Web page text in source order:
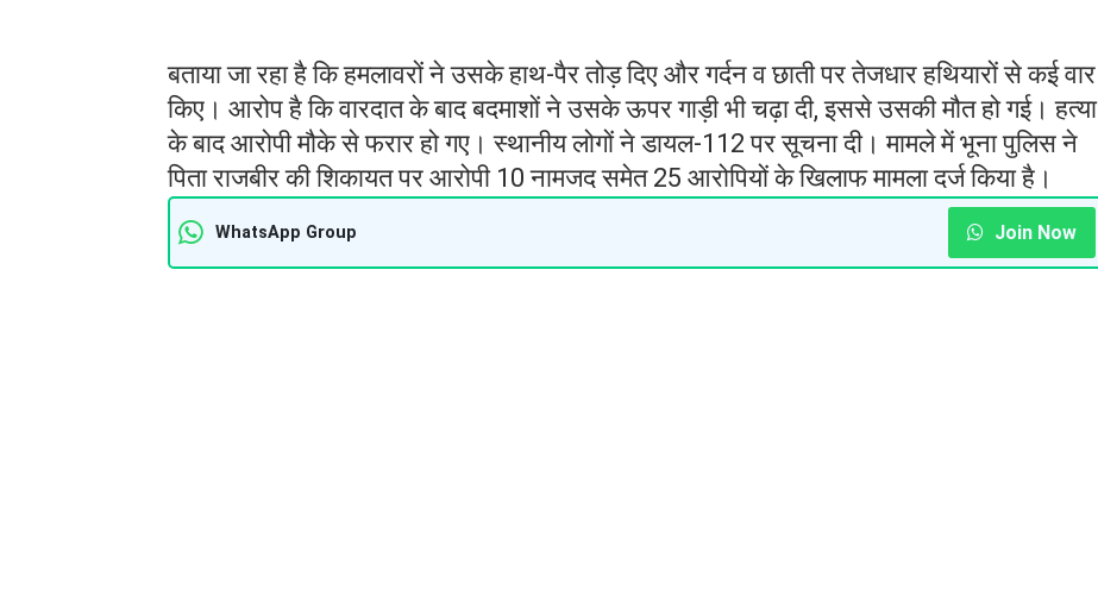
बताया जा रहा है कि हमलावरों ने उसके हाथ-पैर तोड़ दिए और गर्दन व छाती पर तेजधार हथियारों से कई वार
किए। आरोप है कि वारदात के बाद बदमाशों ने उसके ऊपर गाड़ी भी चढ़ा दी, इससे उसकी मौत हो गई। हत्या
के बाद आरोपी मौके से फरार हो गए। स्थानीय लोगों ने डायल-112 पर सूचना दी। मामले में भूना पुलिस ने
पिता राजबीर की शिकायत पर आरोपी 10 नामजद समेत 25 आरोपियों के खिलाफ मामला दर्ज किया है।
WhatsApp Group Join Now